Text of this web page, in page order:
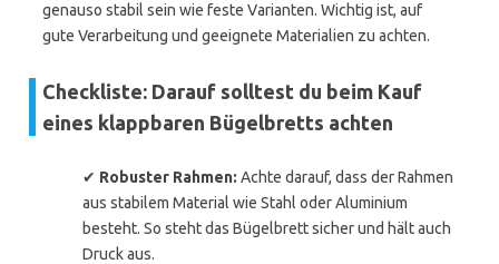
genauso stabil sein wie feste Varianten. Wichtig ist, auf
gute Verarbeitung und geeignete Materialien zu achten.
Checkliste: Darauf solltest du beim Kauf
eines klappbaren Bügelbretts achten
✔ Robuster Rahmen: Achte darauf, dass der Rahmen
aus stabilem Material wie Stahl oder Aluminium
besteht. So steht das Bügelbrett sicher und hält auch
Druck aus.